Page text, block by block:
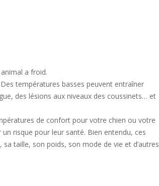
a froid.
températures basses peuvent entraîner
des lésions aux niveaux des coussinets… et
de confort pour votre chien ou votre
risque pour leur santé. Bien entendu, ces
taille, son poids, son mode de vie et d’autres